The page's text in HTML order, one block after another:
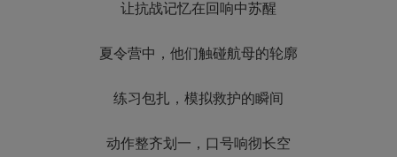
让抗战记忆在回响中苏醒
夏令营中，他们触碰航母的轮廓
练习包扎，模拟救护的瞬间
动作整齐划一，口号响彻长空